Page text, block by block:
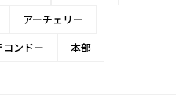
アーチェリー
コンドー 本部